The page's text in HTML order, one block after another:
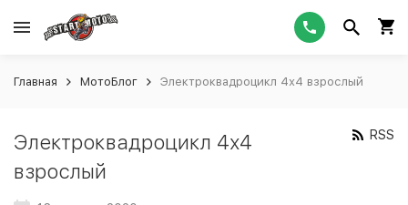
Главная МотоБлог Электроквадроцикл 4х4 взрослый
Электроквадроцикл 4х4
взрослый
RSS